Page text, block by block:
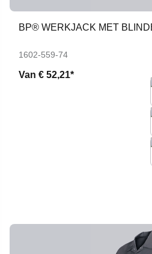
BP® WERKJACK MET
1602-559-74
Van € 52,21*